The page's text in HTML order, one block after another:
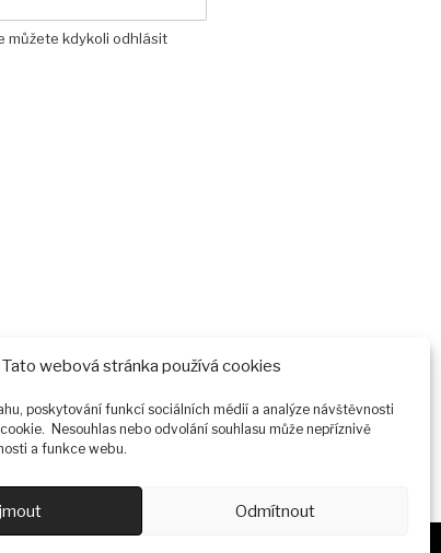
Tato webová stránka používá cookies
poskytování funkcí sociálních médií a analýze návštěvnosti
Nesouhlas nebo odvolání souhlasu může nepříznivě
a funkce webu.
Odmítnout
můžete kdykoli odhlásit